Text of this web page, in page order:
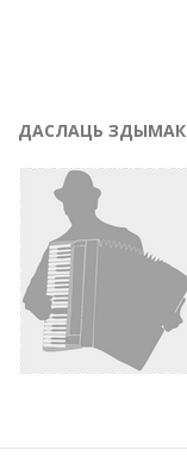
ДАСЛАЦЬ ЗДЫМАК